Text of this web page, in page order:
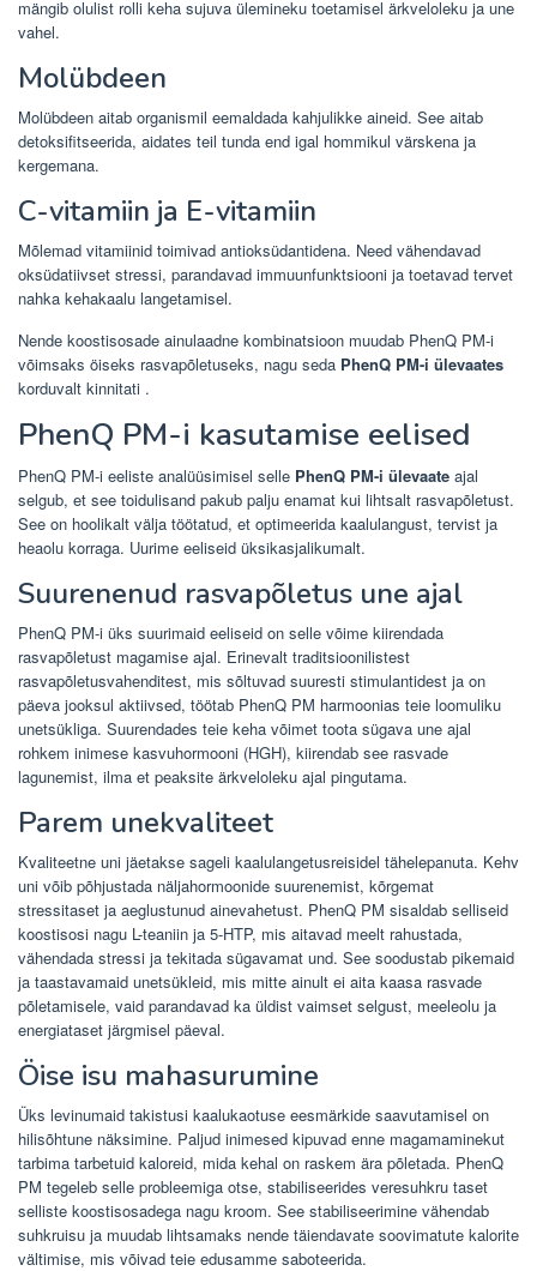
mängib olulist rolli keha sujuva ülemineku toetamisel ärkveloleku ja une
vahel.
Molübdeen
Molübdeen aitab organismil eemaldada kahjulikke aineid. See aitab
detoksifitseerida, aidates teil tunda end igal hommikul värskena ja
kergemana.
C-vitamiin ja E-vitamiin
Mõlemad vitamiinid toimivad antioksüdantidena. Need vähendavad
oksüdatiivset stressi, parandavad immuunfunktsiooni ja toetavad tervet
nahka kehakaalu langetamisel.
Nende koostisosade ainulaadne kombinatsioon muudab PhenQ PM-i
võimsaks öiseks rasvapõletuseks, nagu seda PhenQ PM-i ülevaates
korduvalt kinnitati .
PhenQ PM-i kasutamise eelised
PhenQ PM-i eeliste analüüsimisel selle PhenQ PM-i ülevaate ajal
selgub, et see toidulisand pakub palju enamat kui lihtsalt rasvapõletust.
See on hoolikalt välja töötatud, et optimeerida kaalulangust, tervist ja
heaolu korraga. Uurime eeliseid üksikasjalikumalt.
Suurenenud rasvapõletus une ajal
PhenQ PM-i üks suurimaid eeliseid on selle võime kiirendada
rasvapõletust magamise ajal. Erinevalt traditsioonilistest
rasvapõletusvahenditest, mis sõltuvad suuresti stimulantidest ja on
päeva jooksul aktiivsed, töötab PhenQ PM harmoonias teie loomuliku
unetsükliga. Suurendades teie keha võimet toota sügava une ajal
rohkem inimese kasvuhormooni (HGH), kiirendab see rasvade
lagunemist, ilma et peaksite ärkveloleku ajal pingutama.
Parem unekvaliteet
Kvaliteetne uni jäetakse sageli kaalulangetusreisidel tähelepanuta. Kehv
uni võib põhjustada näljahormoonide suurenemist, kõrgemat
stressitaset ja aeglustunud ainevahetust. PhenQ PM sisaldab selliseid
koostisosi nagu L-teaniin ja 5-HTP, mis aitavad meelt rahustada,
vähendada stressi ja tekitada sügavamat und. See soodustab pikemaid
ja taastavamaid unetsükleid, mis mitte ainult ei aita kaasa rasvade
põletamisele, vaid parandavad ka üldist vaimset selgust, meeleolu ja
energiataset järgmisel päeval.
Öise isu mahasurumine
Üks levinumaid takistusi kaalukaotuse eesmärkide saavutamisel on
hilisõhtune näksimine. Paljud inimesed kipuvad enne magamaminekut
tarbima tarbetuid kaloreid, mida kehal on raskem ära põletada. PhenQ
PM tegeleb selle probleemiga otse, stabiliseerides veresuhkru taset
selliste koostisosadega nagu kroom. See stabiliseerimine vähendab
suhkruisu ja muudab lihtsamaks nende täiendavate soovimatute kalorite
vältimise, mis võivad teie edusamme saboteerida.